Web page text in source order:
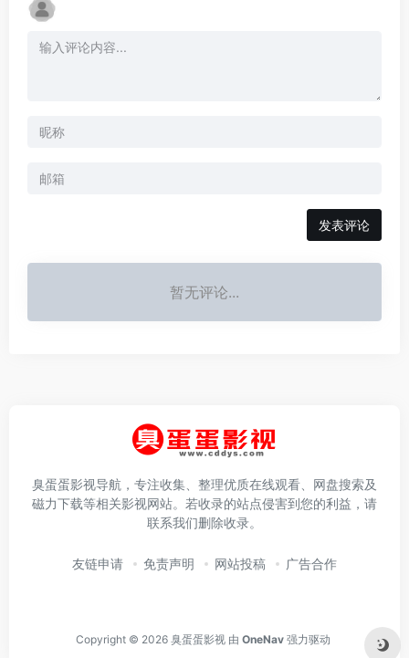
发表评论
暂无评论...
臭蛋蛋影视导航，专注收集、整理优质在线观看、网盘搜索及
磁力下载等相关影视网站。若收录的站点侵害到您的利益，请
联系我们删除收录。
友链申请 免责声明 网站投稿 广告合作
Copyright © 2026 臭蛋蛋影视 由 OneNav 强力驱动